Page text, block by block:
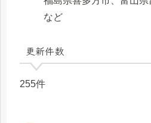
など
更新件数
255件